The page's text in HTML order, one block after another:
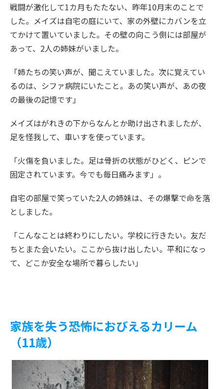
戦闘が激化して1カ月もたたない、昨年10月末のことで
した。メイズは自宅の庭にいて、家の外壁にカバンを立
てかけて置いていました。その壁の向こう側には部屋が
あって、2人の姉妹がいました。
「姉たちの笑い声が、聞こえていました。次に覚えてい
るのは、シファ病院にいたこと。あの笑い声が、あの夜
の最後の記憶です」
メイズはがれきの下からなんとか助け出されましたが、
足を怪我して、車いすを使っています。
「火傷を負いました。足は骨折の状態がひどく、ピンで
固定されています。今でも毎日痛みます」。
自宅の部屋で笑っていた2人の姉妹は、その爆撃で命を落
としました。
「こんなことは終わりにしたい。学校に行きたい。友だ
ちとまた会いたい。ここから抜け出したい。平和になっ
て、どこか安全な場所で暮らしたい」
家族を失う恐怖におびえるカリーム
（11歳）